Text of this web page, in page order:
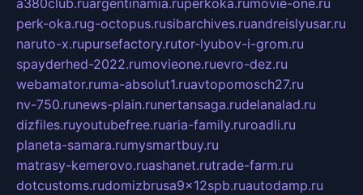
a380club.ruargentinamia.ruperkoka.rumovie-one.ru
perk-oka.rug-octopus.rusibarchives.ruandreislyusar.ru
naruto-x.rupursefactory.rutor-lyubov-i-grom.ru
spayderhed-2022.rumovieone.ruevro-dez.ru
webamator.ruma-absolut1.ruavtopomosch27.ru
nv-750.runews-plain.runertansaga.rudelanalad.ru
dizfiles.ruyoutubefree.ruaria-family.ruroadli.ru
planeta-samara.rumysmartbuy.ru
matrasy-kemerovo.ruashanet.rutrade-farm.ru
dotcustoms.rudomizbrusa9x12spb.ruautodamp.ru